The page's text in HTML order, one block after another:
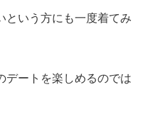
という方にも一度着てみ
デートを楽しめるのでは